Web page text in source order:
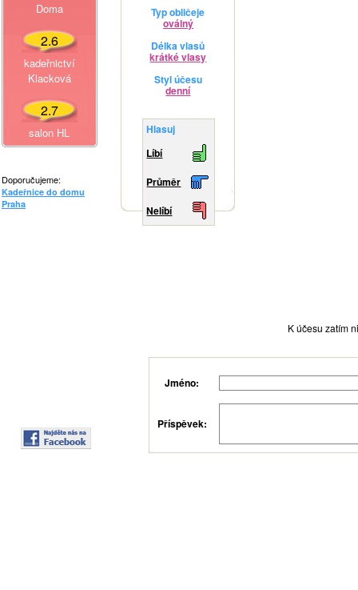
Doma
2.6
kadeřnictví
Klacková
2.7
salon HL
Doporučujeme:
Kadeřnice do domu
Praha
Typ obličeje
oválný
Délka vlasů
krátké vlasy
Styl účesu
denní
Hlasuj
Líbí
Průměr
Nelíbí
K účesu zatím
Jméno:
Příspěvek: